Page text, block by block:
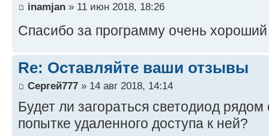
inamjan » 11 июн 2018, 18:26
Спасибо за программу очень
Re: Оставляйте ваши отзывы
Сергей777 » 14 авг 2018, 14:14
Будет ли загораться светодиод
попытке удаленного доступа к ней?